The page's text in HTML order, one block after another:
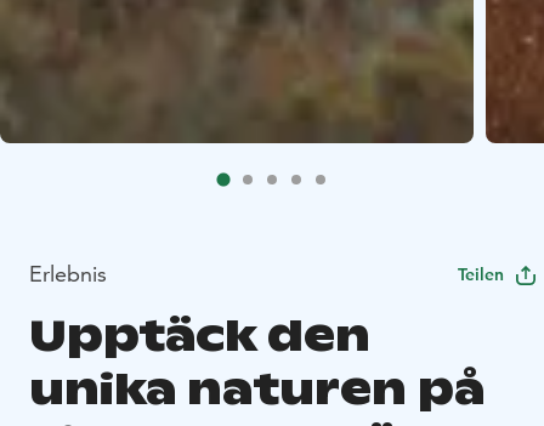
Erlebnis Teilen
Upptäck den
unika naturen på